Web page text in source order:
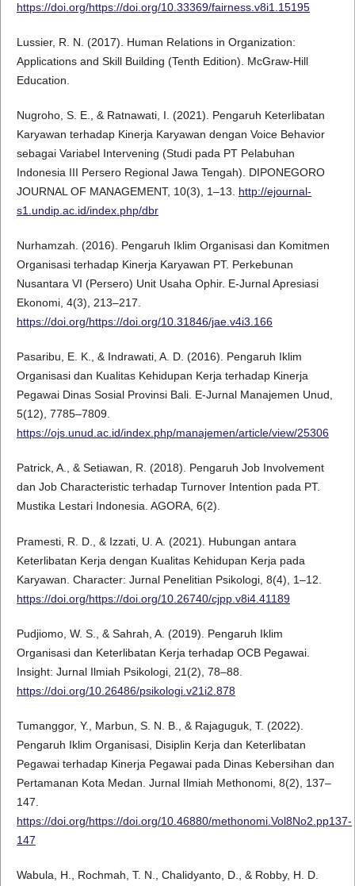
https://doi.org/https://doi.org/10.33369/fairness.v8i1.15195
Lussier, R. N. (2017). Human Relations in Organization:
Applications and Skill Building (Tenth Edition). McGraw-Hill
Education.
Nugroho, S. E., & Ratnawati, I. (2021). Pengaruh Keterlibatan
Karyawan terhadap Kinerja Karyawan dengan Voice Behavior
sebagai Variabel Intervening (Studi pada PT Pelabuhan
Indonesia III Persero Regional Jawa Tengah). DIPONEGORO
JOURNAL OF MANAGEMENT, 10(3), 1–13. http://ejournal-
s1.undip.ac.id/index.php/dbr
Nurhamzah. (2016). Pengaruh Iklim Organisasi dan Komitmen
Organisasi terhadap Kinerja Karyawan PT. Perkebunan
Nusantara VI (Persero) Unit Usaha Ophir. E-Jurnal Apresiasi
Ekonomi, 4(3), 213–217.
https://doi.org/https://doi.org/10.31846/jae.v4i3.166
Pasaribu, E. K., & Indrawati, A. D. (2016). Pengaruh Iklim
Organisasi dan Kualitas Kehidupan Kerja terhadap Kinerja
Pegawai Dinas Sosial Provinsi Bali. E-Jurnal Manajemen Unud,
5(12), 7785–7809.
https://ojs.unud.ac.id/index.php/manajemen/article/view/25306
Patrick, A., & Setiawan, R. (2018). Pengaruh Job Involvement
dan Job Characteristic terhadap Turnover Intention pada PT.
Mustika Lestari Indonesia. AGORA, 6(2).
Pramesti, R. D., & Izzati, U. A. (2021). Hubungan antara
Keterlibatan Kerja dengan Kualitas Kehidupan Kerja pada
Karyawan. Character: Jurnal Penelitian Psikologi, 8(4), 1–12.
https://doi.org/https://doi.org/10.26740/cjpp.v8i4.41189
Pudjiomo, W. S., & Sahrah, A. (2019). Pengaruh Iklim
Organisasi dan Keterlibatan Kerja terhadap OCB Pegawai.
Insight: Jurnal Ilmiah Psikologi, 21(2), 78–88.
https://doi.org/10.26486/psikologi.v21i2.878
Tumanggor, Y., Marbun, S. N. B., & Rajaguguk, T. (2022).
Pengaruh Iklim Organisasi, Disiplin Kerja dan Keterlibatan
Pegawai terhadap Kinerja Pegawai pada Dinas Kebersihan dan
Pertamanan Kota Medan. Jurnal Ilmiah Methonomi, 8(2), 137–
147.
https://doi.org/https://doi.org/10.46880/methonomi.Vol8No2.pp137-
147
Wabula, H., Rochmah, T. N., Chalidyanto, D., & Robby, H. D.